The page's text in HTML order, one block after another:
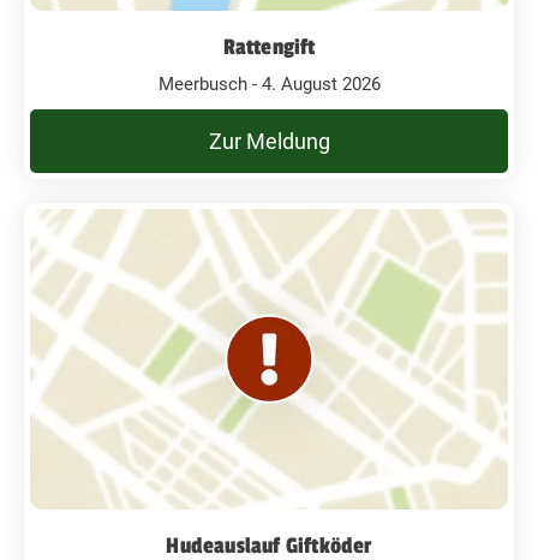
Rattengift
Meerbusch - 4. August 2026
Zur Meldung
Hudeauslauf Giftköder